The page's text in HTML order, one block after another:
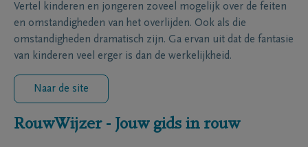
Vertel kinderen en jongeren zoveel mogelijk over de feiten
en omstandigheden van het overlijden. Ook als die
omstandigheden dramatisch zijn. Ga ervan uit dat de fantasie
van kinderen veel erger is dan de werkelijkheid.
Naar de site
RouwWijzer - Jouw gids in rouw